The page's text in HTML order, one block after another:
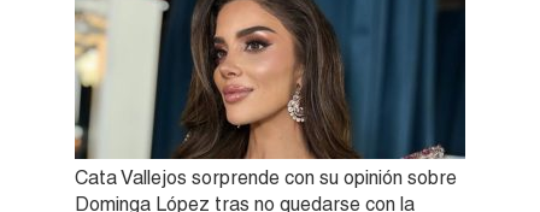
Cata Vallejos sorprende con su opinión sobre
Dominga López tras no quedarse con la